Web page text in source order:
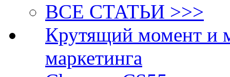
ВСЕ СТАТЬИ >>>
Крутящий момент и
маркетинга